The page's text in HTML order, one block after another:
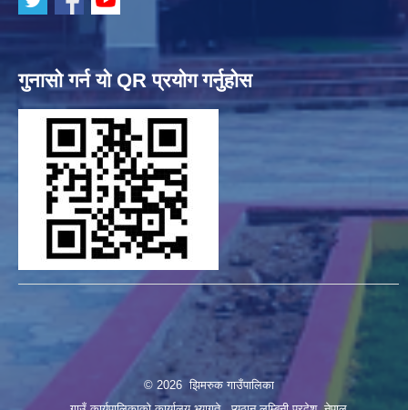
गुनासो गर्न यो QR प्रयोग गर्नुहोस
© 2026 झिमरुक गाउँपालिका